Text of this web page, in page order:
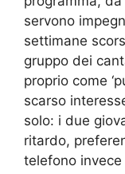
servono
settimane
gruppo dei
proprio come
scarso
solo: i due
ritardo,
telefono